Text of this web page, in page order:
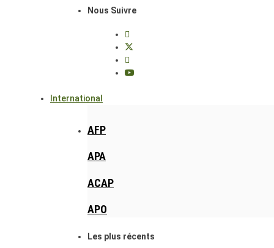
Nous Suivre
International
AFP
APA
ACAP
APO
Les plus récents